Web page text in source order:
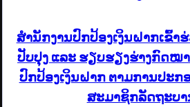
ສໍານັກງານປົກປ້ອງເງິນຝາກເຂົ້າ
ປັບປຸງ ແລະ ຮຽບຮຽງຮ່າງກົດໝ
ປົກປ້ອງເງິນຝາກ ຕາມການປະກ
ສະມາຊິກລັດຖະບ